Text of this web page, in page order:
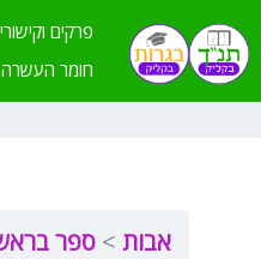
לתוכן
פרקים
חומר העשרה
אבות ספר